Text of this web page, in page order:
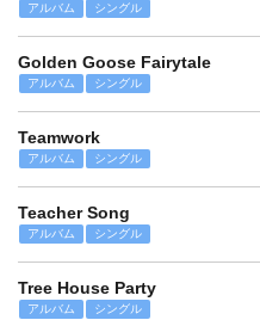
アルバム シングル
Golden Goose Fairytale
アルバム シングル
Teamwork
アルバム シングル
Teacher Song
アルバム シングル
Tree House Party
アルバム シングル